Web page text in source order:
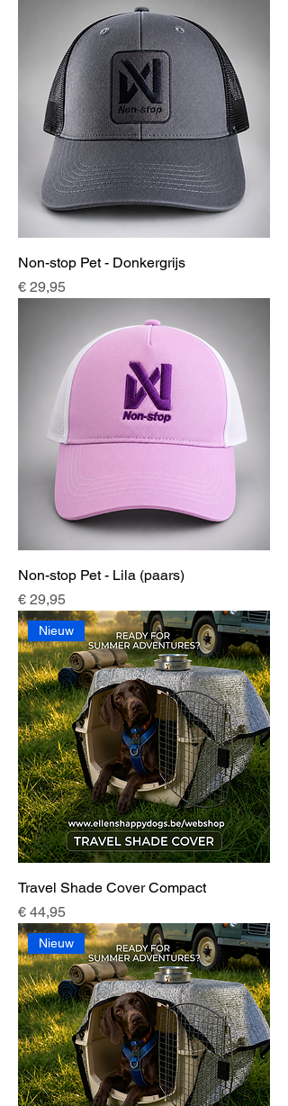
Non-stop Pet - Donkergrijs
Prijs
€ 29,95
Non-stop Pet - Lila (paars)
Prijs
€ 29,95
Nieuw
Travel Shade Cover Compact
Prijs
€ 44,95
Nieuw